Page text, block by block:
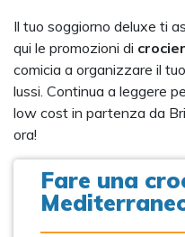
Il tuo soggiorno deluxe ti
qui le promozioni di
comicia a organizzare il
lussi. Continua a leggere
low cost in partenza da
ora!
Fare una